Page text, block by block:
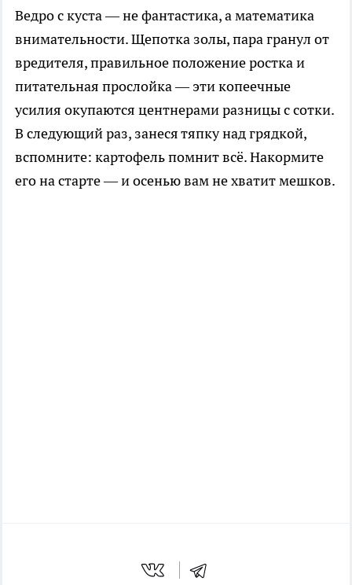
Ведро с куста — не фантастика, а математика
внимательности. Щепотка золы, пара гранул от
вредителя, правильное положение ростка и
питательная прослойка — эти копеечные
усилия окупаются центнерами разницы с сотки.
В следующий раз, занеся тяпку над грядкой,
вспомните: картофель помнит всё. Накормите
его на старте — и осенью вам не хватит мешков.